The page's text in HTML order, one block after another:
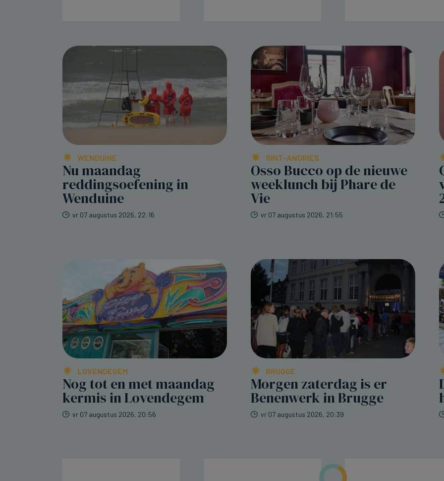
WENDUINE
Nu maandag
reddingsoefening in
Wenduine
vr 07 augustus 2026, 22:16
SINT-ANDRIES
Osso Bucco op de nieuwe
weeklunch bij Phare de
Vie
vr 07 augustus 2026, 21:55
LOVENDEGEM
Nog tot en met maandag
kermis in Lovendegem
vr 07 augustus 2026, 20:56
BRUGGE
Morgen zaterdag is er
Benenwerk in Brugge
vr 07 augustus 2026, 20:39